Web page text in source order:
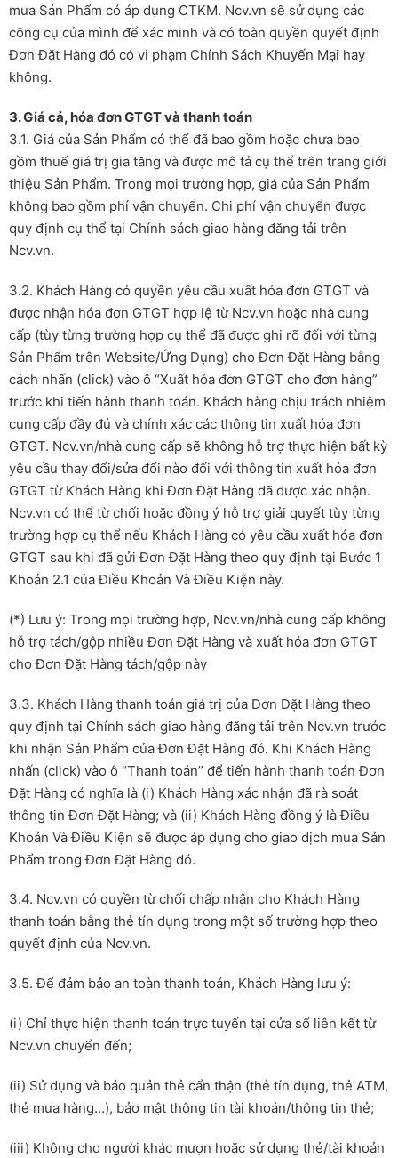
mua Sản Phẩm có áp dụng CTKM. Ncv.vn sẽ sử dụng các
công cụ của mình để xác minh và có toàn quyền quyết định
Đơn Đặt Hàng đó có vi phạm Chính Sách Khuyến Mại hay
không.
3. Giá cả, hóa đơn GTGT và thanh toán
3.1. Giá của Sản Phẩm có thể đã bao gồm hoặc chưa bao
gồm thuế giá trị gia tăng và được mô tả cụ thể trên trang giới
thiệu Sản Phẩm. Trong mọi trường hợp, giá của Sản Phẩm
không bao gồm phí vận chuyển. Chi phí vận chuyển được
quy định cụ thể tại Chính sách giao hàng đăng tải trên
Ncv.vn.
3.2. Khách Hàng có quyền yêu cầu xuất hóa đơn GTGT và
được nhận hóa đơn GTGT hợp lệ từ Ncv.vn hoặc nhà cung
cấp (tùy từng trường hợp cụ thể đã được ghi rõ đối với từng
Sản Phẩm trên Website/Ứng Dụng) cho Đơn Đặt Hàng bằng
cách nhấn (click) vào ô “Xuất hóa đơn GTGT cho đơn hàng”
trước khi tiến hành thanh toán. Khách hàng chịu trách nhiệm
cung cấp đầy đủ và chính xác các thông tin xuất hóa đơn
GTGT. Ncv.vn/nhà cung cấp sẽ không hỗ trợ thực hiện bất kỳ
yêu cầu thay đổi/sửa đổi nào đối với thông tin xuất hóa đơn
GTGT từ Khách Hàng khi Đơn Đặt Hàng đã được xác nhận.
Ncv.vn có thể từ chối hoặc đồng ý hỗ trợ giải quyết tùy từng
trường hợp cụ thể nếu Khách Hàng có yêu cầu xuất hóa đơn
GTGT sau khi đã gửi Đơn Đặt Hàng theo quy định tại Bước 1
Khoản 2.1 của Điều Khoản Và Điều Kiện này.
(*) Lưu ý: Trong mọi trường hợp, Ncv.vn/nhà cung cấp không
hỗ trợ tách/gộp nhiều Đơn Đặt Hàng và xuất hóa đơn GTGT
cho Đơn Đặt Hàng tách/gộp này
3.3. Khách Hàng thanh toán giá trị của Đơn Đặt Hàng theo
quy định tại Chính sách giao hàng đăng tải trên Ncv.vn trước
khi nhận Sản Phẩm của Đơn Đặt Hàng đó. Khi Khách Hàng
nhấn (click) vào ô “Thanh toán” để tiến hành thanh toán Đơn
Đặt Hàng có nghĩa là (i) Khách Hàng xác nhận đã rà soát
thông tin Đơn Đặt Hàng; và (ii) Khách Hàng đồng ý là Điều
Khoản Và Điều Kiện sẽ được áp dụng cho giao dịch mua Sản
Phẩm trong Đơn Đặt Hàng đó.
3.4. Ncv.vn có quyền từ chối chấp nhận cho Khách Hàng
thanh toán bằng thẻ tín dụng trong một số trường hợp theo
quyết định của Ncv.vn.
3.5. Để đảm bảo an toàn thanh toán, Khách Hàng lưu ý:
(i) Chỉ thực hiện thanh toán trực tuyến tại cửa sổ liên kết từ
Ncv.vn chuyển đến;
(ii) Sử dụng và bảo quản thẻ cẩn thận (thẻ tín dụng, thẻ ATM,
thẻ mua hàng…), bảo mật thông tin tài khoản/thông tin thẻ;
(iii) Không cho người khác mượn hoặc sử dụng thẻ/tài khoản